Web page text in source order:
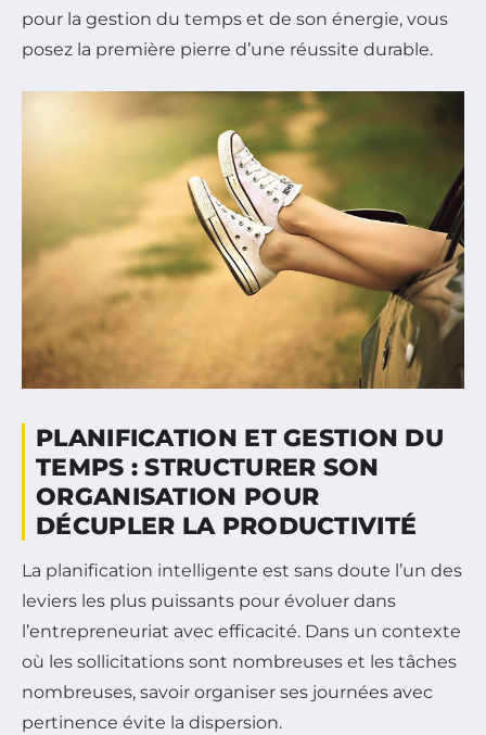
pour la gestion du temps et de son énergie, vous
posez la première pierre d’une réussite durable.
PLANIFICATION ET GESTION DU
TEMPS : STRUCTURER SON
ORGANISATION POUR
DÉCUPLER LA PRODUCTIVITÉ
La planification intelligente est sans doute l’un des
leviers les plus puissants pour évoluer dans
l’entrepreneuriat avec efficacité. Dans un contexte
où les sollicitations sont nombreuses et les tâches
nombreuses, savoir organiser ses journées avec
pertinence évite la dispersion.